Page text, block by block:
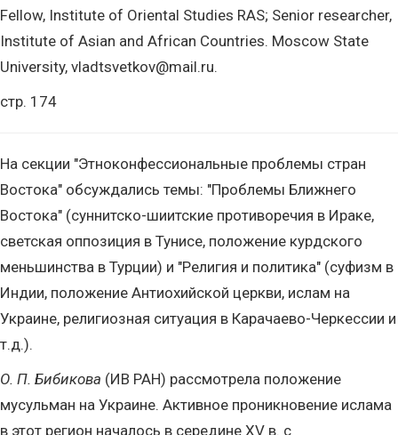
Fellow, Institute of Oriental Studies RAS; Senior researcher,
Institute of Asian and African Countries. Moscow State
University, vladtsvetkov@mail.ru.
стр. 174
На секции "Этноконфессиональные проблемы стран
Востока" обсуждались темы: "Проблемы Ближнего
Востока" (суннитско-шиитские противоречия в Ираке,
светская оппозиция в Тунисе, положение курдского
меньшинства в Турции) и "Религия и политика" (суфизм в
Индии, положение Антиохийской церкви, ислам на
Украине, религиозная ситуация в Карачаево-Черкессии и
т.д.).
О. П. Бибикова (ИВ РАН) рассмотрела положение
мусульман на Украине. Активное проникновение ислама
в этот регион началось в середине XV в. с